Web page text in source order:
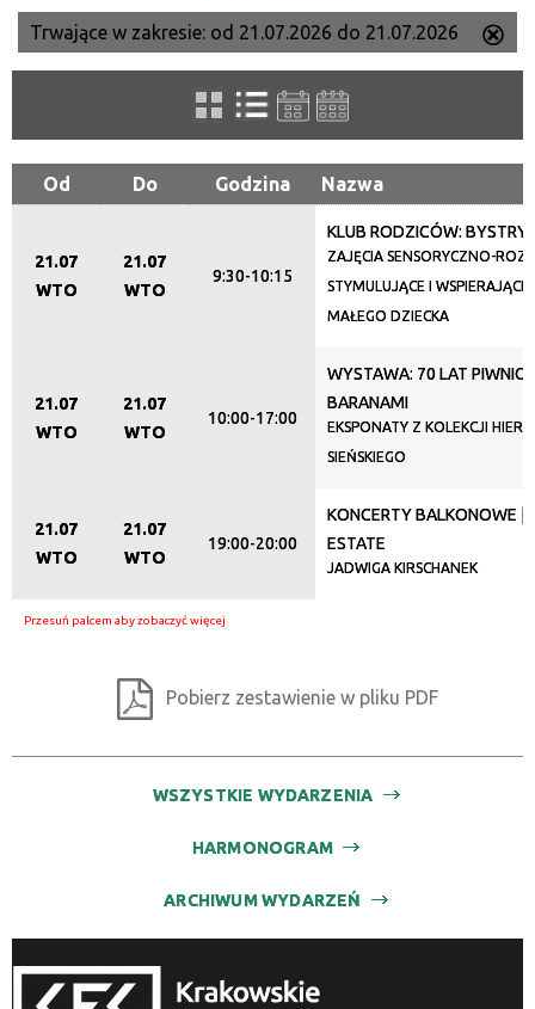
Szukana fraza
Kategoria
—
Organizator
Promowane
Trwające w zakresie: od 21.07.2026 do 21.07.2026
ten
Od Do Godzina Nazwa
21.07
WTO
21.07
WTO
9:30-10:15
KLUB RODZICÓW: BYSTRY
ZAJĘCIA SENSORYCZNO-
STYMULUJĄCE I
MAŁEGO DZIECKA
21.07
WTO
21.07
WTO
10:00-17:00
WYSTAWA: 70 LAT
BARANAMI
EKSPONATY Z KOLEKCJI
SIEŃSKIEGO
21.07
WTO
21.07
WTO
19:00-20:00
KONCERTY BALKONOWE |
ESTATE
JADWIGA KIRSCHANEK
Pobierz zestawienie w pliku PDF
WSZYSTKIE WYDARZENIA
HARMONOGRAM
ARCHIWUM WYDARZEŃ